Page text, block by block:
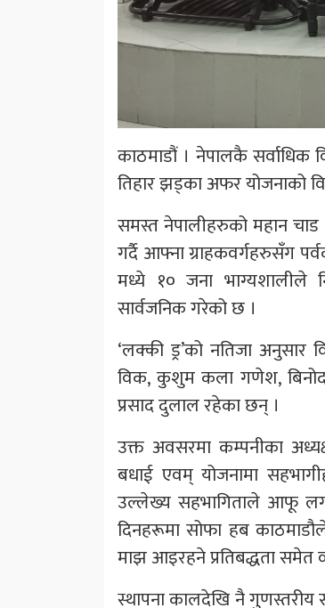
काठमाडौं । नेपालकै सर्वाधिक
तिहार झड्का अफर योजनाको
समस्त नेपालीहरुको महान
गर्दै आफ्ना ग्राहकवर्गहरुसँग
मध्ये १० जना भाग्यशालीले
सार्वजनिक गरेको छ ।
‘लक्की ड्र’को नतिजा अनुसार
विक, कुशुम कला गणेश, बिनोद
प्रसाद दुलाल रहेका छन् ।
उक्त अवसरमा कम्पनीका
बधाई एवम् योजनामा
उल्लेख्य सहभागिताले आफू
दिनहरूमा सोफा हब
माझ आइरहने प्रतिबद्धता समेत
स्थापना कालदेखि नै गुणस्तरीय